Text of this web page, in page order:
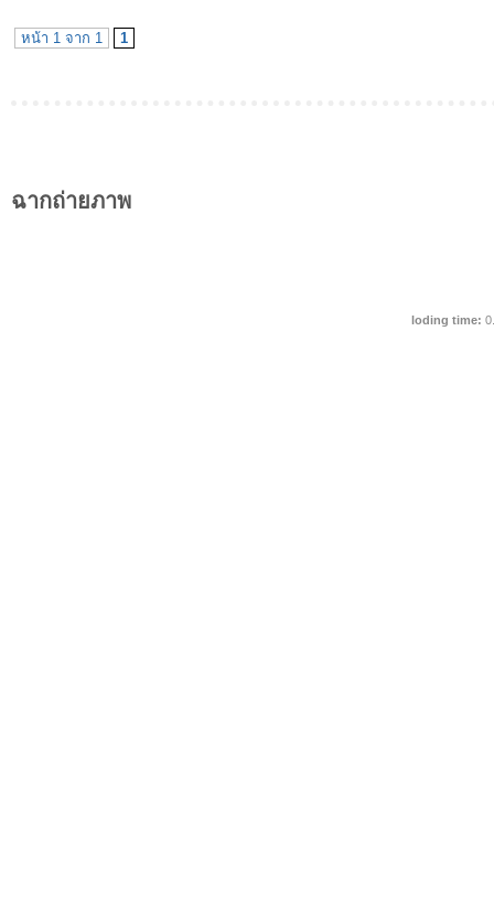
หน้า 1 จาก 1 1
ฉากถ่ายภาพ
loding time: